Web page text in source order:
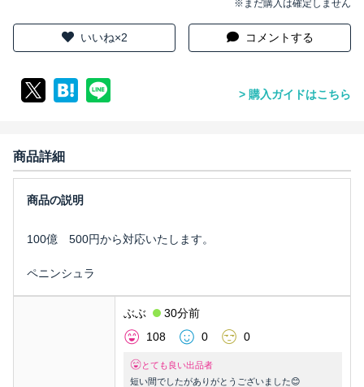
※まだ購入は確定しません
いいね×2 コメントする
購入ガイドはこちら
商品詳細
100億 500円から対応いたします。
ペニンシュラ
ぶぶ
30分前
108
0 0
とても良い出品者
短い間でしたがありがとうございました😊